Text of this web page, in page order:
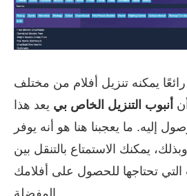
يمكنه تنزيل أفلام من مختلف
أنبوب التنزيل الخاص بي يعد هذا
إليه. ما يعجبنا هنا هو أنه يوفر
يمكنك الاستمتاع بالتنقل بين
التي تحتاجها للحصول على أفلامك
المفضلة.